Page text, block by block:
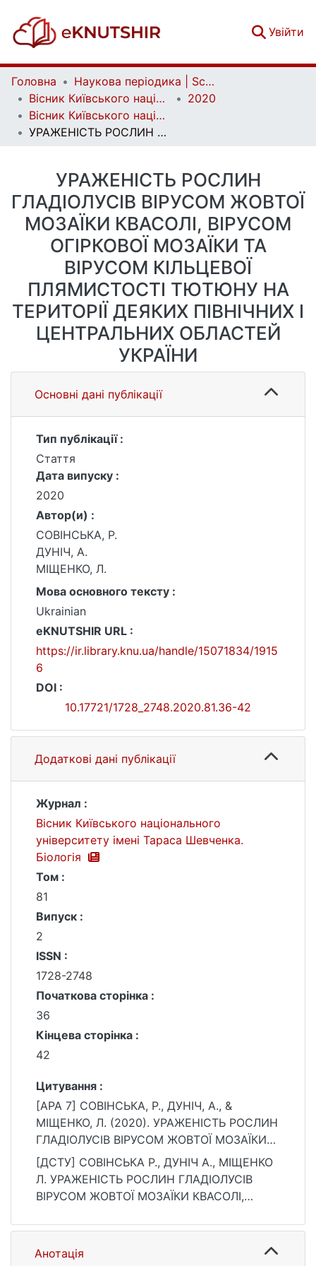
Увійти
Головна
Наукова періодика | Scientific periodicals
Вісник Київського національного університету імені Тараса Шевченка. Біологія | Bulletin of Taras Shevchenko Kyiv National University. Biology
2020
Вісник Київського національного університету імені Тараса Шевченка. Біологія. Вип. 2 (81)
УРАЖЕНІСТЬ РОСЛИН ГЛАДІОЛУСІВ ВІРУСОМ ЖОВТОЇ МОЗАЇКИ КВАСОЛІ, ВІРУСОМ ОГІРКОВОЇ МОЗАЇКИ ТА ВІРУСОМ КІЛЬЦЕВОЇ ПЛЯМИСТОСТІ ТЮТЮНУ НА ТЕРИТОРІЇ ДЕЯКИХ ПІВНІЧНИХ І ЦЕНТРАЛЬНИХ ОБЛАСТЕЙ УКРАЇНИ
УРАЖЕНІСТЬ РОСЛИН
ГЛАДІОЛУСІВ ВІРУСОМ ЖОВТОЇ
МОЗАЇКИ КВАСОЛІ, ВІРУСОМ
ОГІРКОВОЇ МОЗАЇКИ ТА
ВІРУСОМ КІЛЬЦЕВОЇ
ПЛЯМИСТОСТІ ТЮТЮНУ НА
ТЕРИТОРІЇ ДЕЯКИХ ПІВНІЧНИХ І
ЦЕНТРАЛЬНИХ ОБЛАСТЕЙ
УКРАЇНИ
Основні дані публікації
Тип публікації :
Стаття
Дата випуску :
2020
Автор(и) :
СОВІНСЬКА, Р.
ДУНІЧ, А.
МІЩЕНКО, Л.
Мова основного тексту :
Ukrainian
eKNUTSHIR URL :
https://ir.library.knu.ua/handle/15071834/1915
6
DOI :
10.17721/1728_2748.2020.81.36-42
Додаткові дані публікації
Журнал :
Вісник Київського національного
університету імені Тараса Шевченка.
Біологія
Том :
81
Випуск :
2
ISSN :
1728-2748
Початкова сторінка :
36
Кінцева сторінка :
42
Цитування :
[APA 7] СОВІНСЬКА, Р., ДУНІЧ, А., &
МІЩЕНКО, Л. (2020). УРАЖЕНІСТЬ РОСЛИН
ГЛАДІОЛУСІВ ВІРУСОМ ЖОВТОЇ МОЗАЇКИ
КВАСОЛІ, ВІРУСОМ ОГІРКОВОЇ МОЗАЇКИ ТА
ВІРУСОМ КІЛЬЦЕВОЇ ПЛЯМИСТОСТІ
ТЮТЮНУ НА ТЕРИТОРІЇ ДЕЯКИХ
УКРАЇНИ. Вісник Київського національного
Біологія, 81(2), 36–42.
[ДСТУ] СОВІНСЬКА Р., ДУНІЧ А., МІЩЕНКО
Л. УРАЖЕНІСТЬ РОСЛИН ГЛАДІОЛУСІВ
ВІРУСОМ ЖОВТОЇ МОЗАЇКИ КВАСОЛІ,
КІЛЬЦЕВОЇ ПЛЯМИСТОСТІ ТЮТЮНУ НА
ТЕРИТОРІЇ ДЕЯКИХ ПІВНІЧНИХ І
Анотація